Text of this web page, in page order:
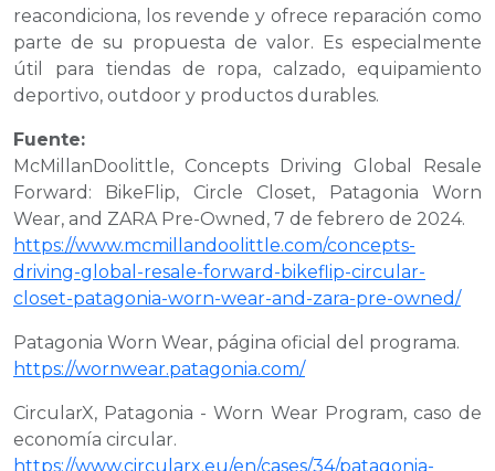
reacondiciona, los revende y ofrece reparación como
parte de su propuesta de valor. Es especialmente
útil para tiendas de ropa, calzado, equipamiento
deportivo, outdoor y productos durables.
Fuente:
McMillanDoolittle, Concepts Driving Global Resale
Forward: BikeFlip, Circle Closet, Patagonia Worn
Wear, and ZARA Pre-Owned , 7 de febrero de 2024.
https://www.mcmillandoolittle.com/concepts-
driving-global-resale-forward-bikeflip-circular-
closet-patagonia-worn-wear-and-zara-pre-owned/
Patagonia Worn Wear, página oficial del programa.
https://wornwear.patagonia.com/
CircularX, Patagonia - Worn Wear Program, caso de
economía circular.
https://www.circularx.eu/en/cases/34/patagonia-